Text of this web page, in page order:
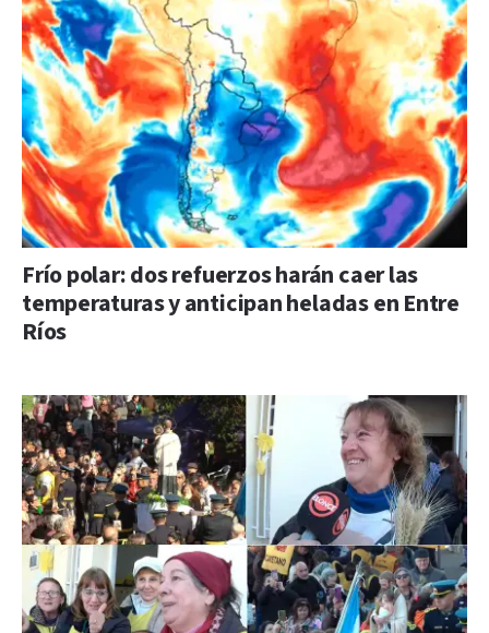
Frío polar: dos refuerzos harán caer las
temperaturas y anticipan heladas en Entre
Ríos